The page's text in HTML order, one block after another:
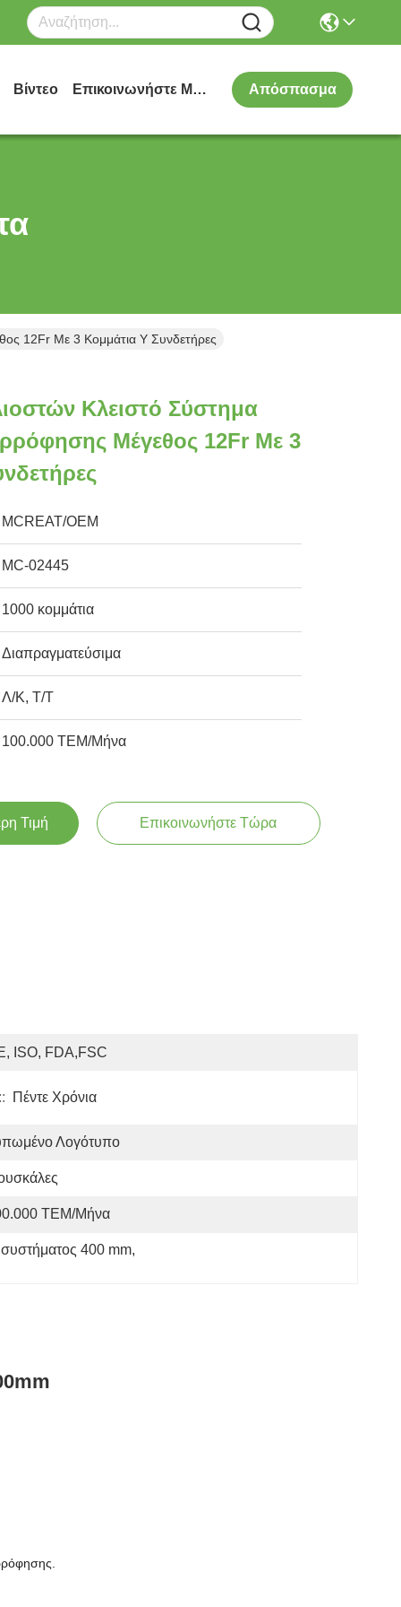
Βίντεο Επικοινωνήστε Μαζί Μας Απόσπασμα
12Fr Με 3 Κομμάτια Y Συνδετήρες
Κλειστό Σύστημα
Μέγεθος 12Fr Με 3
MCREAT/OEM
MC-02445
1000 κομμάτια
Διαπραγματεύσιμα
Λ/Κ, Τ/Τ
100.000 ΤΕΜ/Μήνα
Τιμή Επικοινωνήστε Τώρα
ISO, FDA,FSC
Πέντε Χρόνια
Λογότυπο
ΤΕΜ/Μήνα
400 mm,